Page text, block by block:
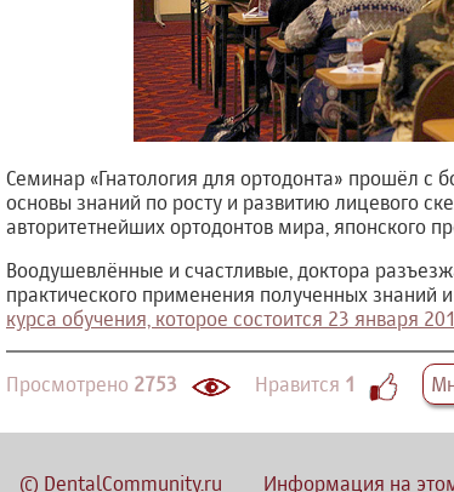
Семинар «Гнатология для ортодонта» прошёл
основы знаний по росту и развитию лицевого
авторитетнейших ортодонтов мира, японского
Воодушевлённые и счастливые, доктора
практического применения полученных
курса обучения, которое состоится 23 января
Просмотрено 2753 Нравится 1
© DentalCommunity.ru Информация на